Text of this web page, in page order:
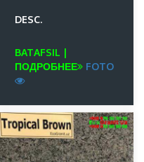
DESC.
BATAFSIL |
ПОДРОБНЕЕ
FOTO